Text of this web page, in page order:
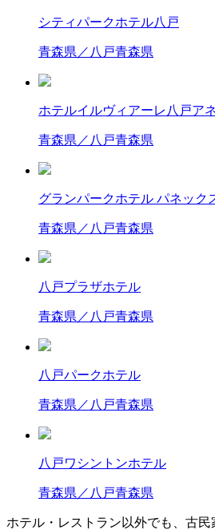
シティパークホテル八戸
青森県／八戸青森県
ホテルイルヴィアーレ八戸ア
青森県／八戸青森県
グランパークホテル パネック
青森県／八戸青森県
八戸プラザホテル
青森県／八戸青森県
八戸パークホテル
青森県／八戸青森県
八戸ワシントンホテル
青森県／八戸青森県
ホテル・レストラン以外でも、古